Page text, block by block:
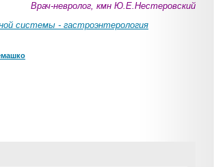
Врач-невролог, кмн Ю.Е.Нестеровский
системы - гастроэнтерология